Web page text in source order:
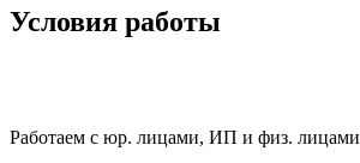
Условия работы
Работаем с юр. лицами, ИП и физ. лицами